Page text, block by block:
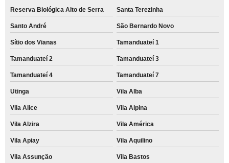
Reserva Biológica Alto de Serra Santa Terezinha
Santo André São Bernardo Novo
Sítio dos Vianas Tamanduateí 1
Tamanduateí 2 Tamanduateí 3
Tamanduateí 4 Tamanduateí 7
Utinga Vila Alba
Vila Alice Vila Alpina
Vila Alzira Vila América
Vila Apiay Vila Aquilino
Vila Assunção Vila Bastos